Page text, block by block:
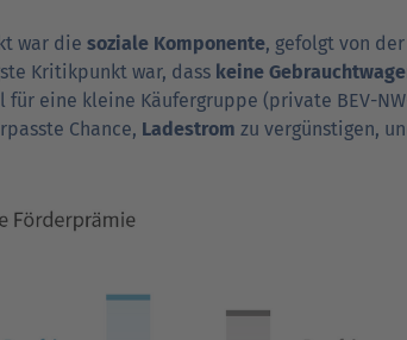
war die soziale Kom­po­nente, gefolgt von
Kritik­punkt war, dass keine
eine kleine Käufer­gruppe (private BEV-
Chance, Lade­strom zu vergünstigen,